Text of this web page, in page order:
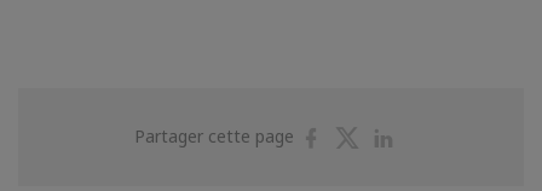
Partager cette page
PartagerPartager